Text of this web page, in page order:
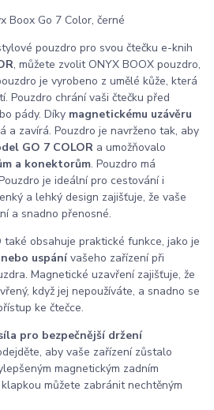
pouzdro pro svou čtečku e-knih
, můžete zvolit ONYX BOOX pouzdro,
je vyrobeno z umělé kůže, která
Pouzdro chrání vaši čtečku před
pády. Díky magnetickému uzávěru
a zavírá. Pouzdro je navrženo tak, aby
GO 7 COLOR a umožňovalo
a konektorům. Pouzdro má
je ideální pro cestování i
a lehký design zajišťuje, že vaše
a snadno přenosné.
také obsahuje praktické funkce, jako je
uspánívašeho zařízení při
Magnetické uzavření zajišťuje, že
když jej nepoužíváte, a snadno se
ke čtečce.
pro bezpečnější držení
aby vaše zařízení zůstalo
magnetickým zadním
můžete zabránit nechtěným